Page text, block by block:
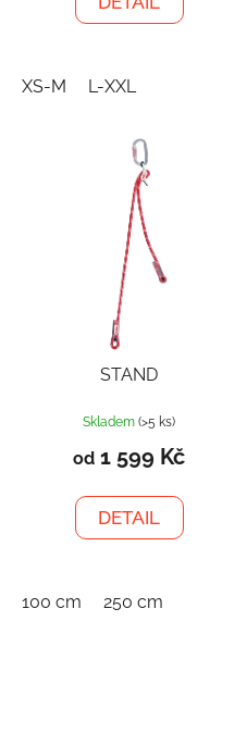
XS-M L-XXL
STAND
Skladem(>5 ks)
od 1 599 Kč
DETAIL
100 cm 250 cm